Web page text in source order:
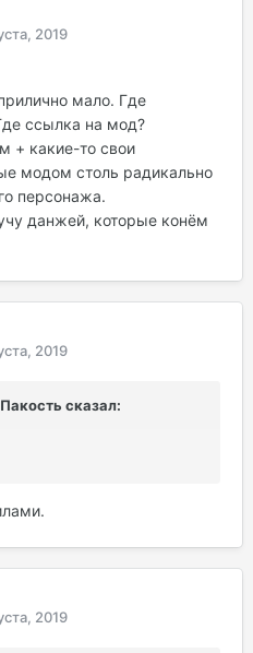
2019
мало. Где
ссылка на мод?
+ какие-то свои
модом столь радикально
персонажа.
данжей, которые конём
2019
сказал:
2019